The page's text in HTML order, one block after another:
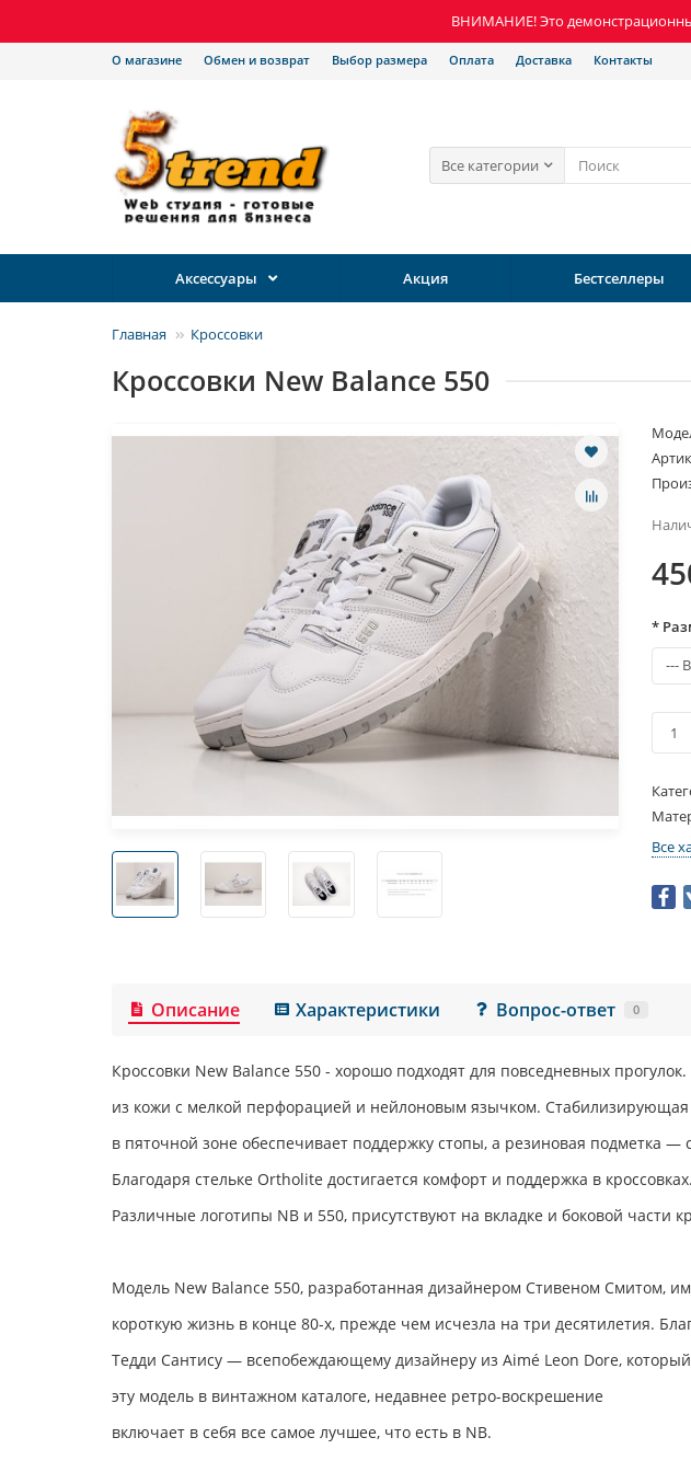
ВНИМАНИЕ! Это
О магазине Обмен и возврат Выбор размера Оплата Доставка Контакты
Все категории
Аксессуары Акция Бестселлеры
Главная Кроссовки
Кроссовки New Balance 550
*
Все
Описание Характеристики Вопрос-ответ 0
Кроссовки New Balance 550 - хорошо подходят для повседневных
из кожи с мелкой перфорацией и нейлоновым язычком. Стабилизирующая
в пяточной зоне обеспечивает поддержку стопы, а резиновая подметка —
Благодаря стельке Ortholite достигается комфорт и поддержка в кроссовках.
Различные логотипы NB и 550, присутствуют на вкладке и боковой части
Модель New Balance 550, разработанная дизайнером Стивеном Смитом,
короткую жизнь в конце 80-х, прежде чем исчезла на три десятилетия.
Тедди Сантису — всепобеждающему дизайнеру из Aimé Leon Dore,
эту модель в винтажном каталоге, недавнее ретро-воскрешение
включает в себя все самое лучшее, что есть в NB.